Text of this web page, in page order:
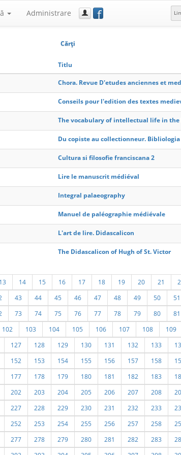
Administrare f
Cărţi
Titlu
Chora. Revue D'etudes anciennes et
Conseils pour l'edition des textes
The vocabulary of intellectual life in the
Du copiste au collectionneur. Bibliologia
Cultura si filosofie franciscana 2
Lire le manuscrit médiéval
Integral palaeography
Manuel de paléographie médiévale
L'art de lire. Didascalicon
The Didascalicon of Hugh of St. Victor
13 14 15 16 17 18 19 20 21
43 44 45 46 47 48 49 50 51
73 74 75 76 77 78 79 80 81
102 103 104 105 106 107 108 109
127 128 129 130 131 132 133
152 153 154 155 156 157 158
177 178 179 180 181 182 183
202 203 204 205 206 207 208
227 228 229 230 231 232 233
252 253 254 255 256 257 258
277 278 279 280 281 282 283